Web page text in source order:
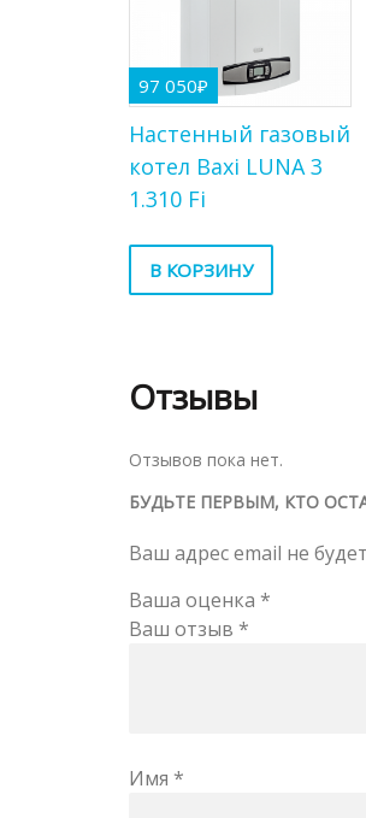
97 050₽
Настенный газовый
котел Baxi LUNA 3
1.310 Fi
В КОРЗИНУ
Отзывы
Отзывов пока нет.
БУДЬТЕ ПЕРВЫМ, КТО
Ваш адрес email не
Ваша оценка *
Ваш отзыв *
Имя *